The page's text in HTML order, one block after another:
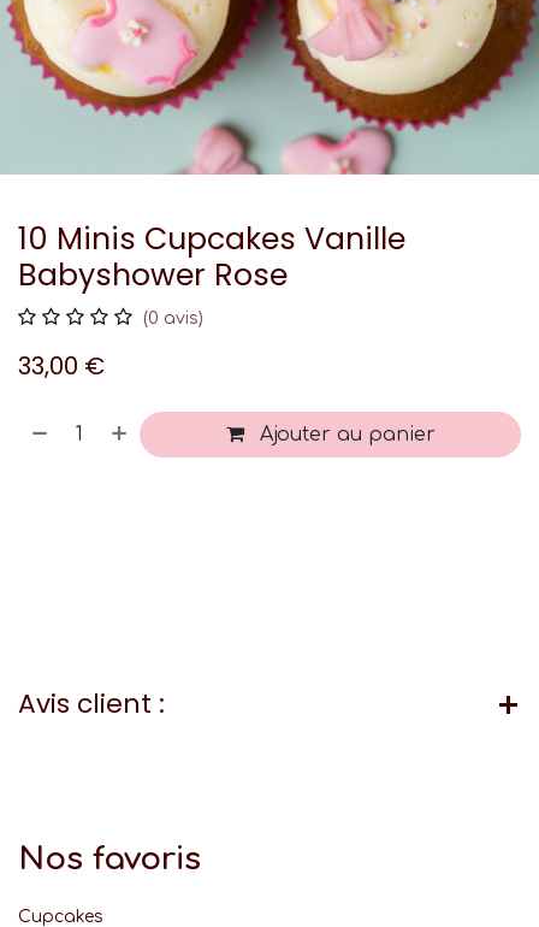
10 Minis Cupcakes Vanille
Babyshower Rose
(0 avis)
33,00 €
Ajouter au panier
Avis client :
Nos favoris
Cupcakes